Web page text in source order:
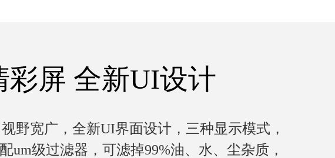
彩屏 全新UI设计
野宽广，全新UI界面设计，三种显示模式，
um级过滤器，可滤掉99%油、水、尘杂质，